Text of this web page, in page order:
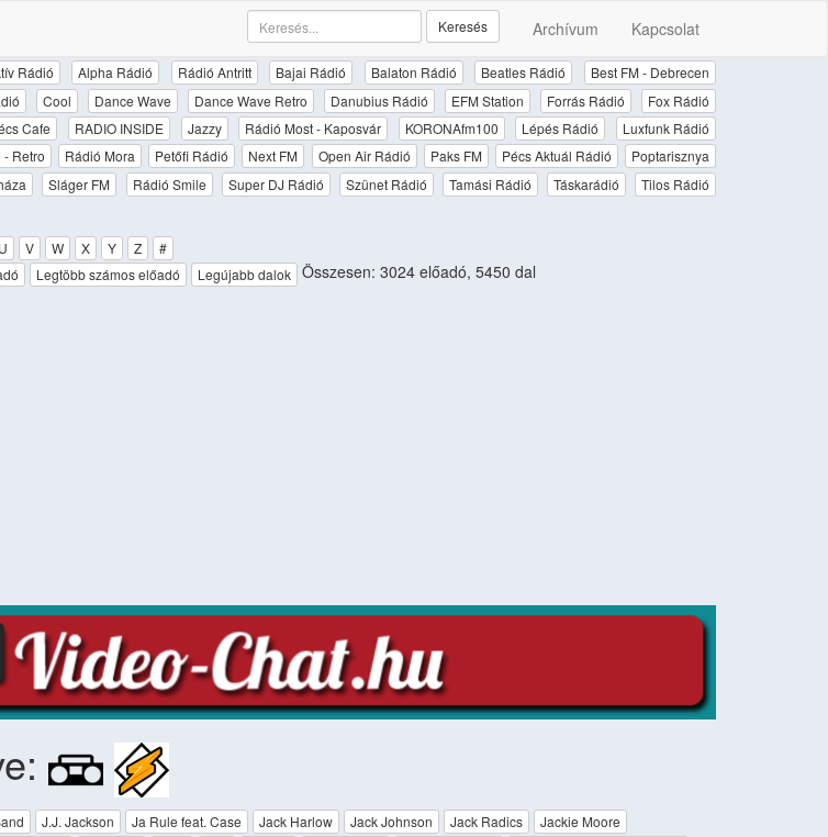
Archívum Kapcsolat
Keresés
Rádió Alpha Rádió Rádió Antritt Bajai Rádió Balaton Rádió Beatles Rádió
Best FM - Debrecen
Cool Dance Wave Dance Wave Retro Danubius Rádió EFM Station Forrás Rádió
Fox Rádió
Cafe RADIO INSIDE Jazzy Rádió Most - Kaposvár KORONAfm100 Lépés Rádió
Luxfunk Rádió
- Retro Rádió Mora Petőfi Rádió Next FM Open Air Rádió Paks FM Pécs Aktuál Rádió
Poptarisznya
Sláger FM Rádió Smile Super DJ Rádió Szünet Rádió Tamási Rádió Táskarádió
Tilos Rádió
U V W X Y Z
#
Legtöbb számos előadó Legújabb dalok Összesen: 3024 előadó, 5450 dal
J.J. Jackson Ja Rule feat. Case Jack Harlow Jack Johnson Jack Radics
Jackie Moore